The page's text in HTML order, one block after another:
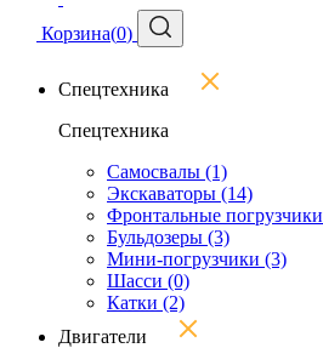
Корзина(0)
Спецтехника
Спецтехника
Самосвалы (1)
Экскаваторы (14)
Фронтальные погрузчики
Бульдозеры (3)
Мини-погрузчики (3)
Шасси (0)
Катки (2)
Двигатели